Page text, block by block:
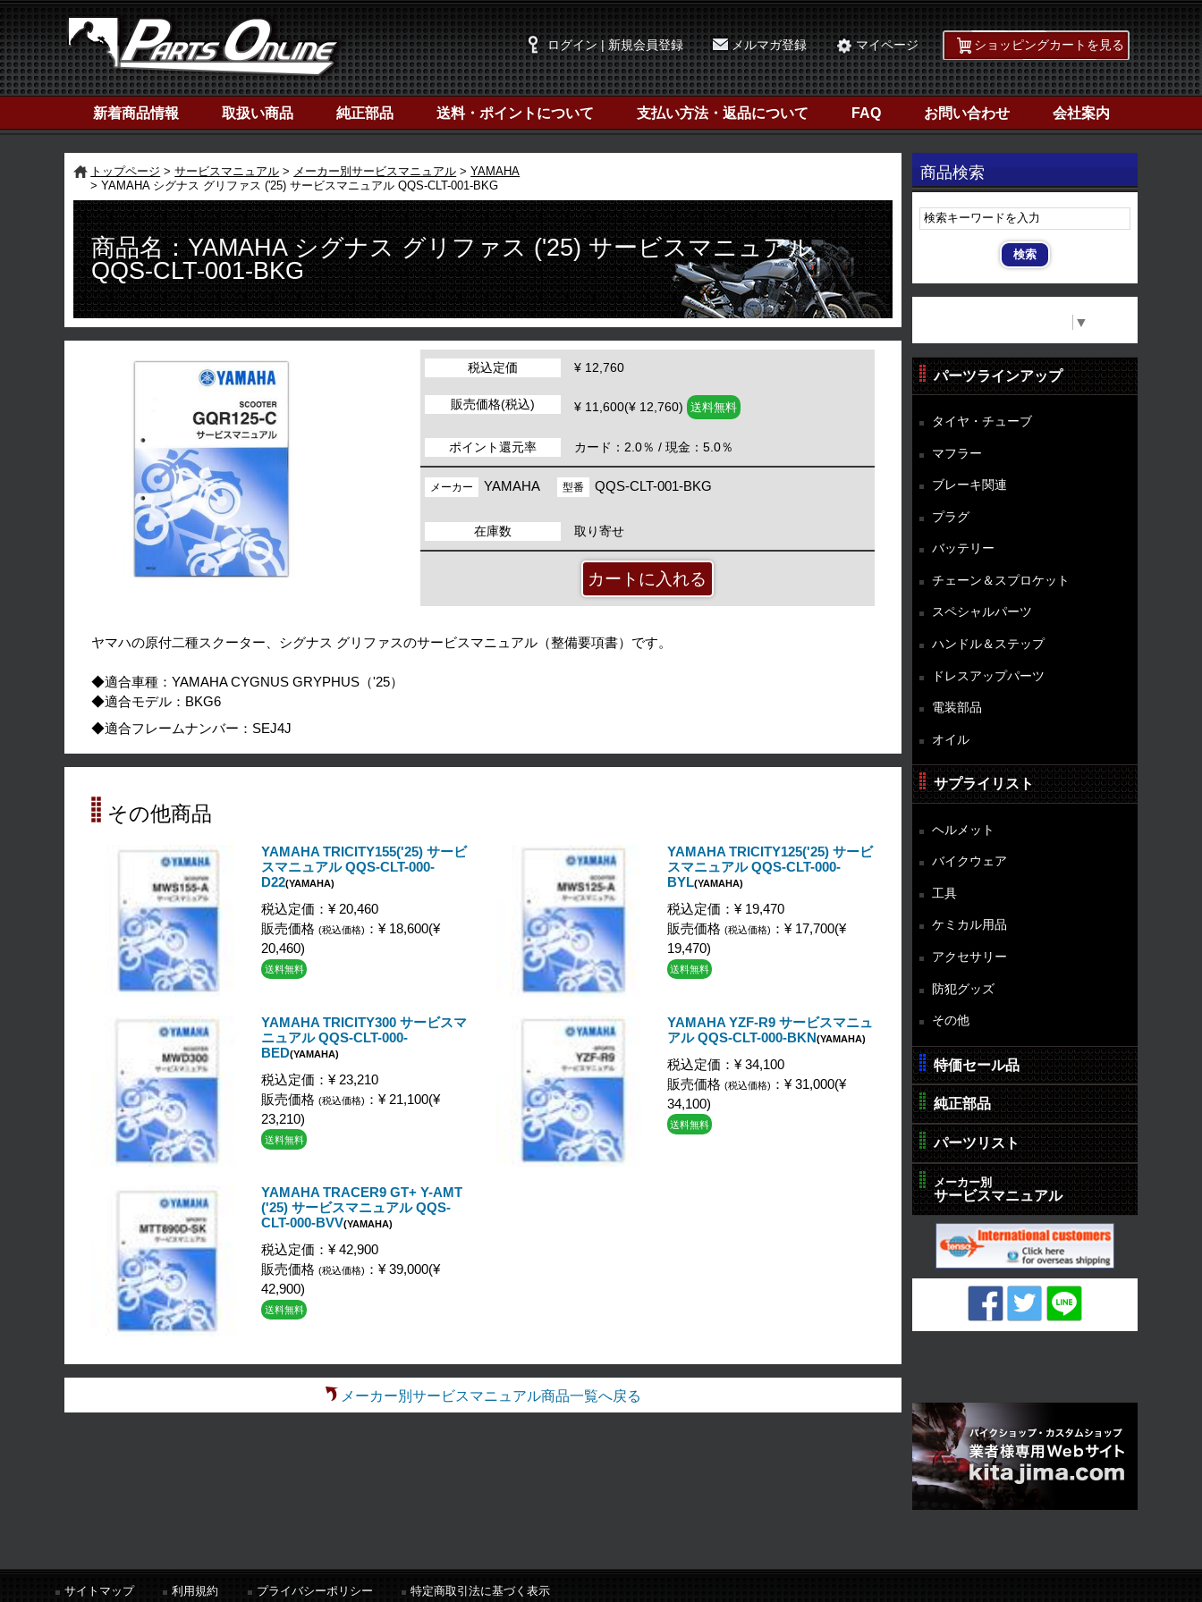
ログイン | 新規会員登録 メルマガ登録 マイページ ショッピングカートを見る
新着商品情報 取扱い商品 純正部品 送料・ポイントについて 支払い方法・返品について FAQ お問い合わせ 会社案内
商品検索
▼
トップページ サービスマニュアル メーカー別サービスマニュアル
YAMAHA
YAMAHA シグナス グリファス ('25) サービスマニュアル QQS-CLT-001-BKG
商品名：YAMAHA シグナス グリファス ('25) サービスマニュアル
QQS-CLT-001-BKG
税込定価 ¥ 12,760
販売価格(税込) ¥ 11,600(¥ 12,760) 送料無料
ポイント還元率 カード：2.0％ / 現金：5.0％
メーカー YAMAHA 型番 QQS-CLT-001-BKG
在庫数 取り寄せ
ヤマハの原付二種スクーター、シグナス グリファスのサービスマニュアル（整備要項書）です。
◆適合車種：YAMAHA CYGNUS GRYPHUS（'25）
◆適合モデル：BKG6
◆適合フレームナンバー：SEJ4J
その他商品
YAMAHA TRICITY155('25) サービ
スマニュアル QQS-CLT-000-
D22(YAMAHA)
税込定価：¥ 20,460
販売価格(税込価格) ：¥ 18,600(¥
20,460)
送料無料
YAMAHA TRICITY125('25) サービ
スマニュアル QQS-CLT-000-
BYL(YAMAHA)
税込定価：¥ 19,470
販売価格 (税込価格) ：¥ 17,700(¥
19,470)
送料無料
YAMAHA TRICITY300 サービスマ
ニュアル QQS-CLT-000-
BED(YAMAHA)
税込定価：¥ 23,210
販売価格(税込価格) ：¥ 21,100(¥
23,210)
送料無料
YAMAHA YZF-R9 サービスマニュ
アル QQS-CLT-000-BKN(YAMAHA)
税込定価：¥ 34,100
販売価格 (税込価格) ：¥ 31,000(¥
34,100)
送料無料
YAMAHA TRACER9 GT+ Y-AMT
('25) サービスマニュアル QQS-
CLT-000-BVV(YAMAHA)
税込定価：¥ 42,900
販売価格(税込価格) ：¥ 39,000(¥
42,900)
送料無料
メーカー別サービスマニュアル商品一覧へ戻る
パーツラインアップ
タイヤ・チューブ
マフラー
ブレーキ関連
プラグ
バッテリー
チェーン＆スプロケット
スペシャルパーツ
ハンドル＆ステップ
ドレスアップパーツ
電装部品
オイル
サプライリスト
ヘルメット
バイクウェア
工具
ケミカル用品
アクセサリー
防犯グッズ
その他
特価セール品
純正部品
パーツリスト
メーカー別
サービスマニュアル
サイトマップ 利用規約 プライバシーポリシー 特定商取引法に基づく表示